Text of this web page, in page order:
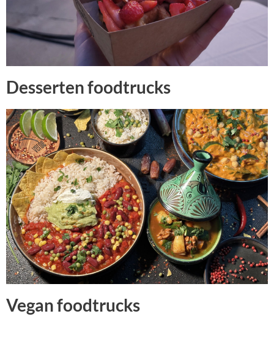
Desserten foodtrucks
Vegan foodtrucks